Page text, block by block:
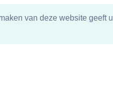
van deze website geeft